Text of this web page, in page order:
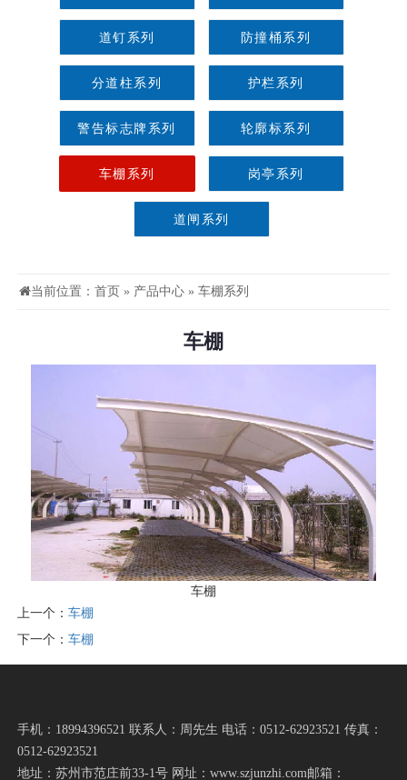
道钉系列 防撞桶系列
分道柱系列 护栏系列
警告标志牌系列 轮廓标系列
车棚系列 岗亭系列
道闸系列
当前位置：首页 » 产品中心 »车棚系列
车棚
车棚
上一个：车棚
下一个：车棚
手机：18994396521 联系人：周先生 电话：0512-62923521 传真：
0512-62923521
地址：苏州市范庄前33-1号 网址：www.szjunzhi.com邮箱：